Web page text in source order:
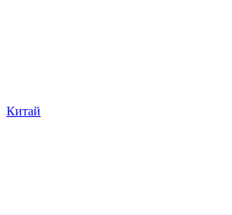
Китай